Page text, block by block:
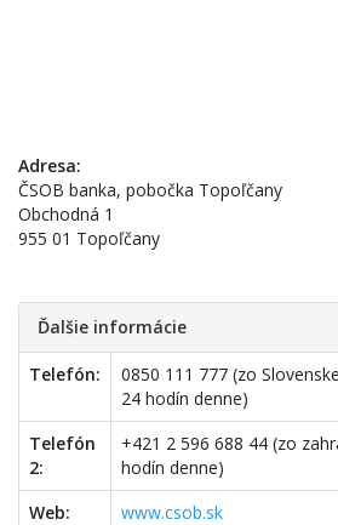
Adresa:
ČSOB banka, pobočka Topoľčany
Obchodná 1
955 01 Topoľčany
Ďalšie informácie
Telefón:
0850 111 777 (zo
24 hodín denne)
Telefón
2:
+421 2 596 688 44 (zo
hodín denne)
Web:
www.csob.sk